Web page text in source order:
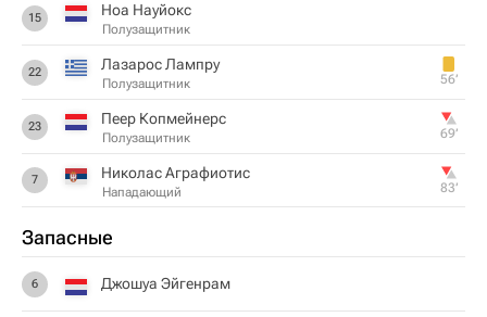
15 Ноа Науйокс
Полузащитник
22 Лазарос Лампру
Полузащитник 56‎’‎
23 Пеер Копмейнерс
Полузащитник 69‎’‎
7 Николас Аграфиотис
Нападающий 83‎’‎
Запасные
6 Джошуа Эйгенрам